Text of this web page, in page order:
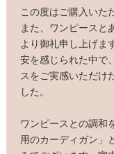
この度はご購入いた
また、ワンピースと
より御礼申し上げま
安を感じられた中で
スをご実感いただけ
した。
ワンピースとの調和
用のカーディガン」